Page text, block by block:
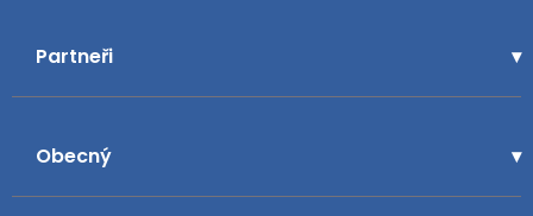
Partneři
Obecný